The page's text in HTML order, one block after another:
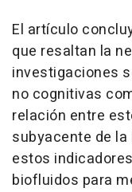
El artículo
que resaltan la
investigaciones
no cognitivas
relación entre
subyacente de la
estos
biofluidos para